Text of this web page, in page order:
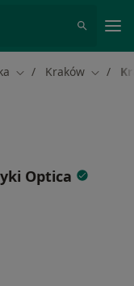
Zmień miasto
Kraków Zmień
Optica